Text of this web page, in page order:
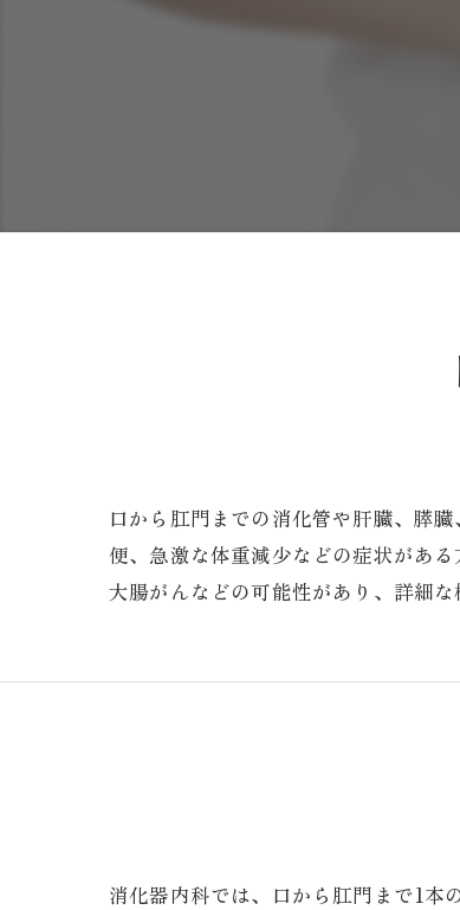
口から肛門までの消化管や肝臓、膵
便、急激な体重減少などの症状があ
大腸がんなどの可能性があり、詳細
消化器内科では、口から肛門まで1本